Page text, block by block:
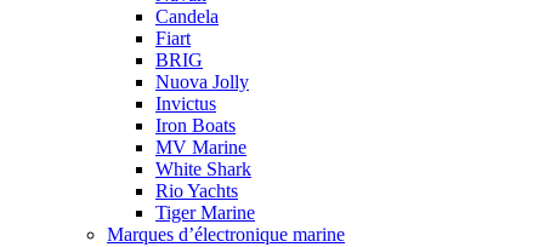
Candela
Fiart
BRIG
Nuova Jolly
Invictus
Iron Boats
MV Marine
White Shark
Rio Yachts
Tiger Marine
Marques d’électronique marine